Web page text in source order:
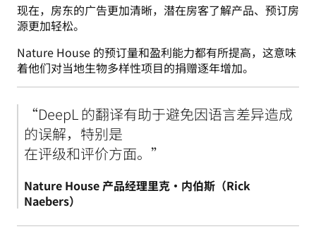
现在，房东的广告更加清晰，潜在房客了解产品、预订房
源更加轻松。
Nature House 的预订量和盈利能力都有所提高，这意味
着他们对当地生物多样性项目的捐赠逐年增加。
“DeepL 的翻译有助于避免因语言差异造成
的误解，特别是
在评级和评价方面。”
Nature House 产品经理里克·内伯斯（Rick
Naebers）